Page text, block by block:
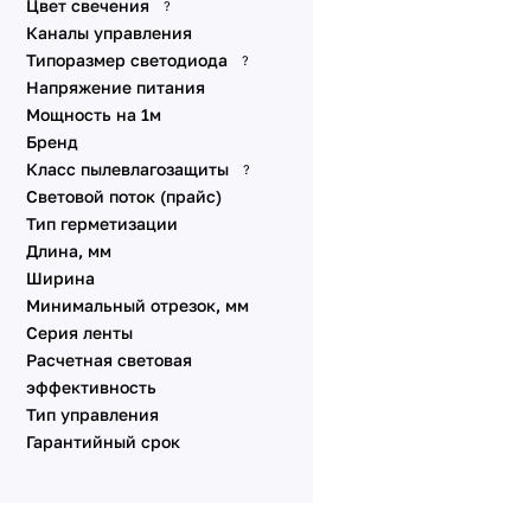
DMX
SPI
Стабилизированные IC
Питание от сети 230V
Специализированные
Линзованные
мм
Универсальные 12V 8-10
мм
Аксессуары для
Цвет свечения
?
Каналы управления
Типоразмер светодиода
?
Напряжение питания
Мощность на 1м
Бренд
Класс пылевлагозащиты
?
Световой поток (прайс)
Тип герметизации
Длина, мм
Ширина
Минимальный отрезок, мм
Серия ленты
Расчетная световая
эффективность
Тип управления
Гарантийный срок